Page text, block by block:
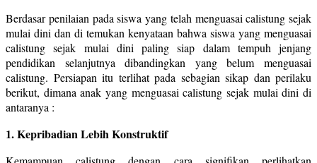
Berdasar penilaian pada siswa yang telah menguasai calistung sejak
mulai dini dan di temukan kenyataan bahwa siswa yang menguasai
calistung sejak mulai dini paling siap dalam tempuh jenjang
pendidikan selanjutnya dibandingkan yang belum menguasai
calistung. Persiapan itu terlihat pada sebagian sikap dan perilaku
berikut, dimana anak yang menguasai calistung sejak mulai dini di
antaranya :
1. Kepribadian Lebih Konstruktif